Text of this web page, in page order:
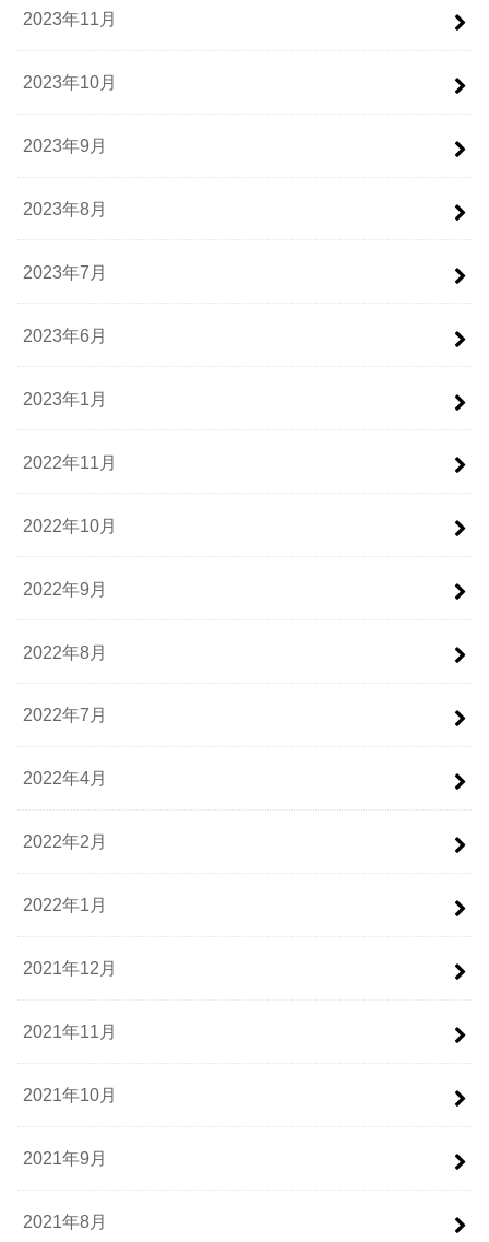
2023年11月
2023年10月
2023年9月
2023年8月
2023年7月
2023年6月
2023年1月
2022年11月
2022年10月
2022年9月
2022年8月
2022年7月
2022年4月
2022年2月
2022年1月
2021年12月
2021年11月
2021年10月
2021年9月
2021年8月